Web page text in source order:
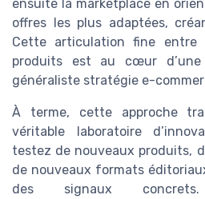
ensuite la marketplace en
offres les plus adaptées,
Cette articulation fine entre
produits est au cœur d’une
généraliste stratégie e-
À terme, cette approche
véritable laboratoire
testez de nouveaux produits,
de nouveaux formats
des signaux